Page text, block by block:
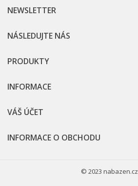
NEWSLETTER
NÁSLEDUJTE NÁS
PRODUKTY
INFORMACE
VÁŠ ÚČET
INFORMACE O OBCHODU
© 2023 nabazen.cz